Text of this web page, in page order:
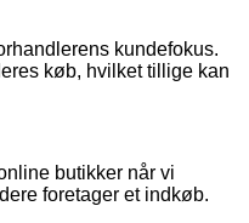
kundefokus.
køb, hvilket tillige kan
butikker når vi
foretager et indkøb.